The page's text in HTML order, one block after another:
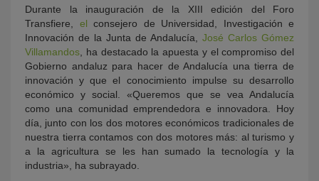
Durante la inauguración de la XIII edición del Foro
Transfiere, el consejero de Universidad, Investigación e
Innovación de la Junta de Andalucía, José Carlos Gómez
Villamandos , ha destacado la apuesta y el compromiso del
Gobierno andaluz para hacer de Andalucía una tierra de
innovación y que el conocimiento impulse su desarrollo
económico y social. «Queremos que se vea Andalucía
como una comunidad emprendedora e innovadora. Hoy
día, junto con los dos motores económicos tradicionales de
nuestra tierra contamos con dos motores más: al turismo y
a la agricultura se les han sumado la tecnología y la
industria», ha subrayado.